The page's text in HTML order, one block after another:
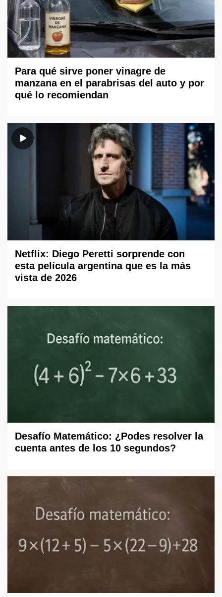
Para qué sirve poner vinagre de
manzana en el parabrisas del auto y por
qué lo recomiendan
Netflix: Diego Peretti sorprende con
esta película argentina que es la más
vista de 2026
Desafío Matemático: ¿Podes resolver la
cuenta antes de los 10 segundos?